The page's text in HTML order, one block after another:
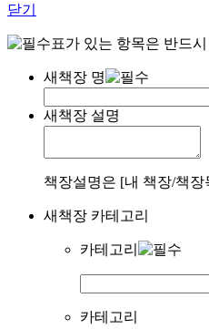
닫기
표가 있는 항목은 반드
새책장 명
새책장 설명
책장설명은 [내 책장/책
새책장 카테고리
카테고리
카테고리